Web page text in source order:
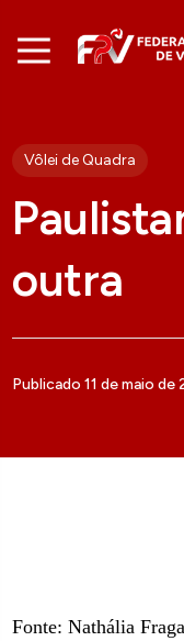
Vôlei de Quadra
outra
Publicado 11 de maio de
Fonte: Nathália Fraga